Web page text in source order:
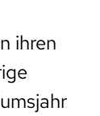
ihren